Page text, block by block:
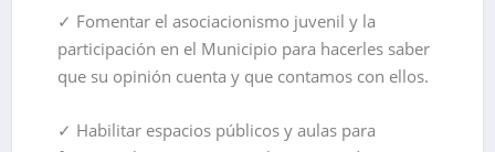
✓ Fomentar el asociacionismo juvenil y la
participación en el Municipio para hacerles saber
que su opinión cuenta y que contamos con ellos.
✓ Habilitar espacios públicos y aulas para